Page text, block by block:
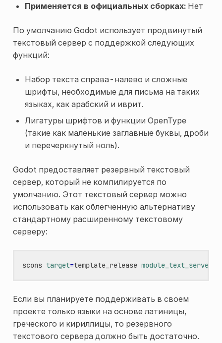
Применяется в официальных сборках:Нет
По умолчанию Godot использует продвинутый
текстовый сервер с поддержкой следующих
функций:
Набор текста справа-налево и сложные
шрифты, необходимые для письма на таких
языках, как арабский и иврит.
Лигатуры шрифтов и функции OpenType
(такие как маленькие заглавные буквы, дроби
и перечеркнутый ноль).
Godot предоставляет резервный текстовый
сервер, который не компилируется по
умолчанию. Этот текстовый сервер можно
использовать как облегченную альтернативу
стандартному расширенному текстовому
серверу:
scons target=template_release
Если вы планируете поддерживать в своем
проекте только языки на основе латиницы,
греческого и кириллицы, то резервного
текстового сервера должно быть достаточно.